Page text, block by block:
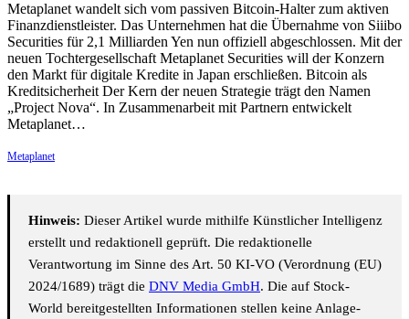
Metaplanet wandelt sich vom passiven Bitcoin-Halter zum aktiven
Finanzdienstleister. Das Unternehmen hat die Übernahme von Siiibo
Securities für 2,1 Milliarden Yen nun offiziell abgeschlossen. Mit der
neuen Tochtergesellschaft Metaplanet Securities will der Konzern
den Markt für digitale Kredite in Japan erschließen. Bitcoin als
Kreditsicherheit Der Kern der neuen Strategie trägt den Namen
„Project Nova“. In Zusammenarbeit mit Partnern entwickelt
Metaplanet…
Metaplanet
Hinweis: Dieser Artikel wurde mithilfe Künstlicher Intelligenz
erstellt und redaktionell geprüft. Die redaktionelle
Verantwortung im Sinne des Art. 50 KI-VO (Verordnung (EU)
2024/1689) trägt die DNV Media GmbH. Die auf Stock-
World bereitgestellten Informationen stellen keine Anlage-